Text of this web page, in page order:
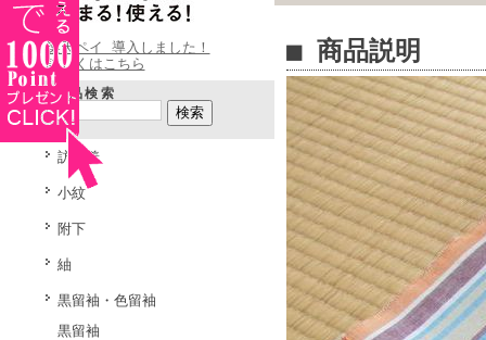
楽天ペイ 導入しました！
詳しくはこちら
商品検索
訪問着
小紋
附下
紬
黒留袖・色留袖
黒留袖
■ 商品説明